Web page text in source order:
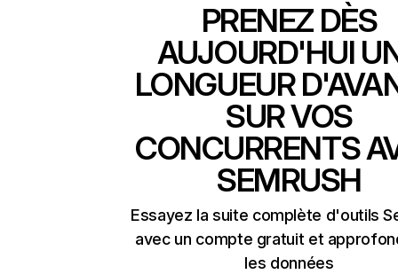
PRENEZ DÈS
AUJOURD'HUI
LONGUEUR
SUR VOS
CONCURRENTS
SEMRUSH
Essayez la suite complète d'outils
avec un compte gratuit et
les données